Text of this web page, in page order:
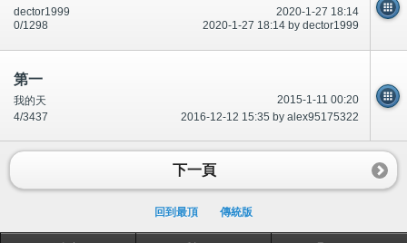
2020-1-27 18:14
dector1999
2020-1-27 18:14 by dector1999
0/1298
第一
2015-1-11 00:20
我的天
2016-12-12 15:35 by alex95175322
4/3437
下一頁
回到最頂 傳統版